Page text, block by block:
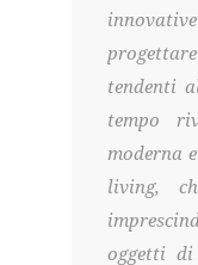
tendenti
tempo
moderna
living,
oggetti di